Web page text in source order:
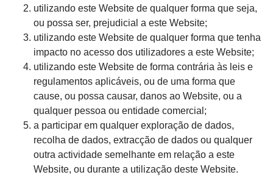
utilizando este Website de qualquer forma que seja,
ou possa ser, prejudicial a este Website;
utilizando este Website de qualquer forma que tenha
impacto no acesso dos utilizadores a este Website;
utilizando este Website de forma contrária às leis e
regulamentos aplicáveis, ou de uma forma que
cause, ou possa causar, danos ao Website, ou a
qualquer pessoa ou entidade comercial;
a participar em qualquer exploração de dados,
recolha de dados, extracção de dados ou qualquer
outra actividade semelhante em relação a este
Website, ou durante a utilização deste Website.